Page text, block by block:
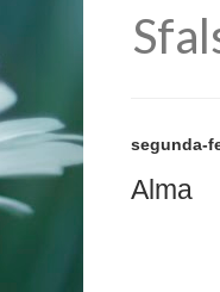
segunda-
Alma